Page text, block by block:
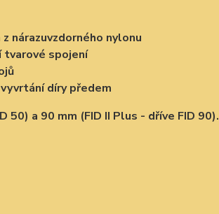
nárazuvzdorného nylonu
tvarové spojení
díry předem
50) a 90 mm (FID II Plus - dříve FID 90).